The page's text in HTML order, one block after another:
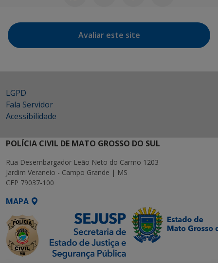
Avaliar este site
LGPD
Fala Servidor
Acessibilidade
POLÍCIA CIVIL DE MATO GROSSO DO SUL
Rua Desembargador Leão Neto do Carmo 1203
Jardim Veraneio - Campo Grande | MS
CEP 79037-100
MAPA